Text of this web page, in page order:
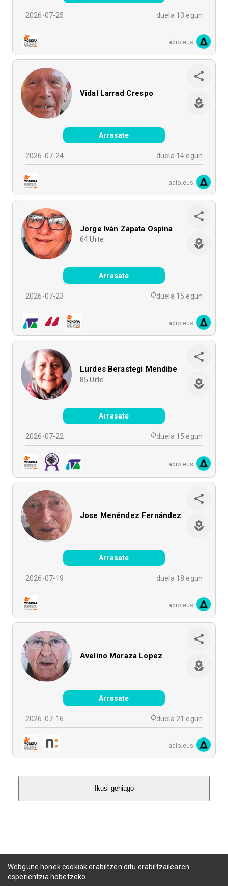
2026-07-25 duela 13 egun
adio.eus
Vidal Larrad Crespo
Arrasate
2026-07-24 duela 14 egun
adio.eus
Jorge Iván Zapata Ospina
64 Urte
Arrasate
2026-07-23 duela 15 egun
adio.eus
Lurdes Berastegi Mendibe
85 Urte
Arrasate
2026-07-22 duela 15 egun
adio.eus
Jose Menéndez Fernández
Arrasate
2026-07-19 duela 18 egun
adio.eus
Avelino Moraza Lopez
Arrasate
2026-07-16 duela 21 egun
adio.eus
Ikusi gehiago
Webgune honek cookiak erabiltzen ditu erabiltzailearen
esperientzia hobetzeko.